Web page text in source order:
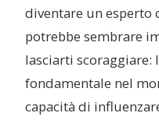
diventare un esperto
potrebbe sembrare
lasciarti scoraggiare:
fondamentale nel
capacità di